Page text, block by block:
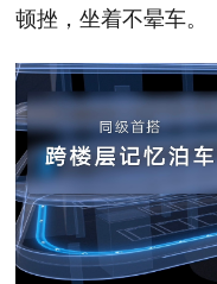
顿挫，坐着不晕车。